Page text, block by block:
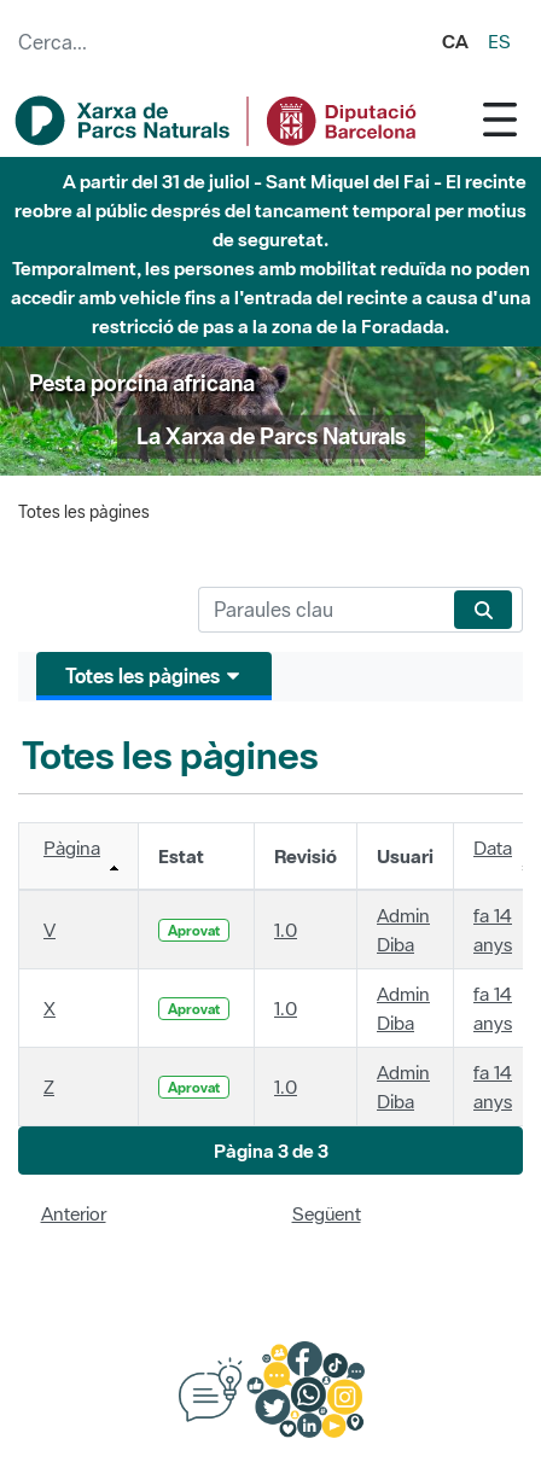
CA ES
A partir del 31 de juliol - Sant Miquel del Fai - El recinte
reobre al públic després del tancament temporal per motius
de seguretat.
Temporalment, les persones amb mobilitat reduïda no poden
accedir amb vehicle fins a l'entrada del recinte a causa d'una
restricció de pas a la zona de la Foradada.
Pesta porcina africana
La Xarxa de Parcs Naturals
Totes les pàgines
Totes les pàgines
Totes les pàgines
Pàgina Estat Revisió Usuari Data
V Aprovat 1.0
Admin
Diba
fa 14
anys
X Aprovat 1.0
Admin
Diba
fa 14
anys
Z Aprovat 1.0
Admin
Diba
fa 14
anys
Pàgina 3 de 3
Anterior Següent